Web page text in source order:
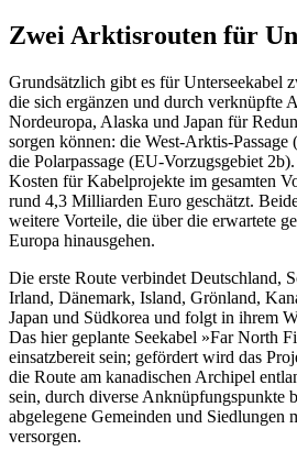
Zwei Arktisrouten für
Grundsätzlich gibt es für Unterseekabel
die sich ergän­zen und durch verknüpfte
Nordeuropa, Alaska und Japan für
sorgen können: die West-Arktis-
die Polarpassage (EU-Vorzugsgebiet
Kosten für Kabel­projekte im gesamten
rund 4,3 Milliarden Euro geschätzt.
weitere Vorteile, die über die erwartete
Europa hinausgehen.
Die erste Route verbindet Deutschland,
Irland, Dänemark, Island, Grönland,
Japan und Südkorea und folgt in ihrem
Das hier geplan­te Seekabel »Far North
einsatzbereit sein; gefördert wird das
die Route am kanadischen Archipel
sein, durch diverse Anknüpfungspunkte
abgelegene Gemeinden und Siedlungen
versorgen.